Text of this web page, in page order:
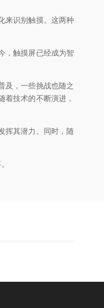
来识别触摸。这两种
，触摸屏已经成为智
及，一些挑战也随之
技术的不断演进，
挥其潜力。同时，随